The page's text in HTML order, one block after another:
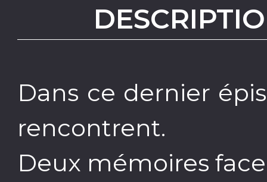
Dans ce dernier
rencontrent.
Deux mémoires